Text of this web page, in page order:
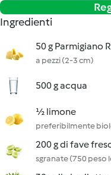
Ingredienti
50 g Parmigiano
a pezzi (2-3 cm)
500 g acqua
½ limone
preferibilmente
200 g di fave
sgranate (750 peso